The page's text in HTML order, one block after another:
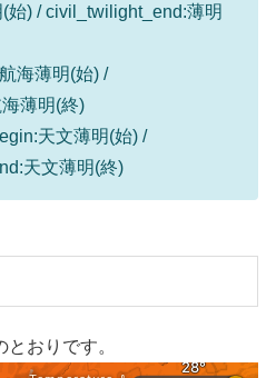
) / civil_twilight_end:薄明
海薄明(始) /
薄明(終)
天文薄明(始) /
天文薄明(終)
おりです。